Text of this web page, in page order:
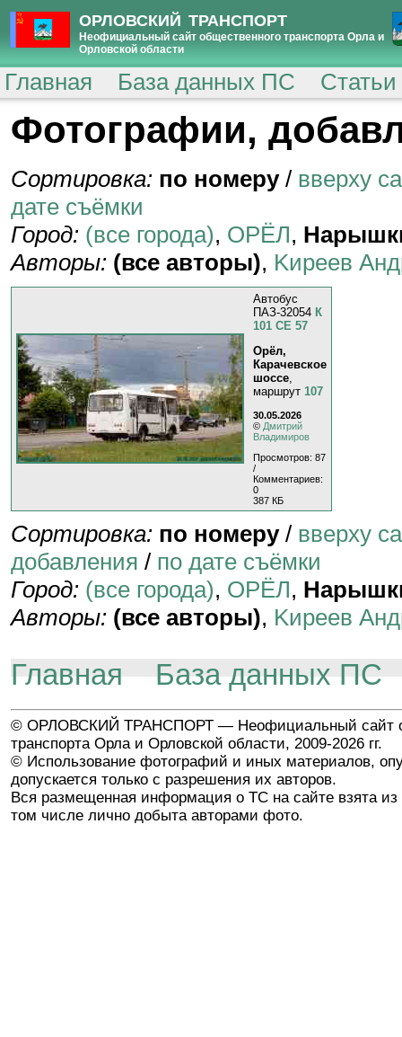
ОРЛОВСКИЙ ТРАНСПОРТ
Неофициальный сайт общественного транспорта Орла и
Орловской области
Главная База данных ПС
Фотографии,
Сортировка: по номеру/ вверху
дате съёмки
Город: (все города), ОРЁЛ,
Авторы: (все авторы), Kиpeeв
Автобус
ПАЗ-32054 К
101 СЕ 57
Орёл,
Карачевское
шоссе,
маршрут 107
30.05.2026
© Дмитрий
Владимиров
Просмотров: 87
/
Комментариев:
0
387 КБ
Сортировка: по номеру/ вверху
добавления / по дате съёмки
Город: (все города), ОРЁЛ,
Авторы: (все авторы), Kиpeeв
Главная База данных ПС
© ОРЛОВСКИЙ ТРАНСПОРТ — Неофициальный сайт
транспорта Орла и Орловской области, 2009-2026 гг.
© Использование фотографий и иных материалов,
допускается только с разрешения их авторов.
Вся размещенная информация о ТС на сайте взята из
том числе лично добыта авторами фото.